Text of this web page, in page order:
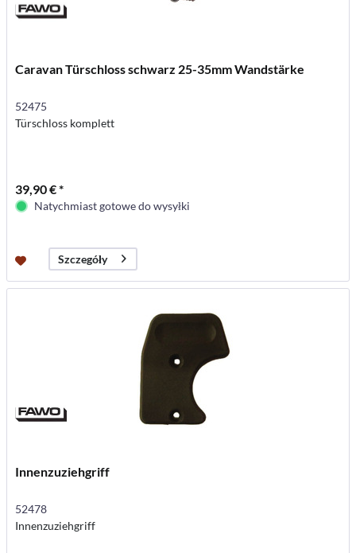
Caravan Türschloss schwarz 25-35mm Wandstärke
52475
Türschloss komplett
39,90 € *
Natychmiast gotowe do wysyłki
Szczegóły
Innenzuziehgriff
52478
Innenzuziehgriff